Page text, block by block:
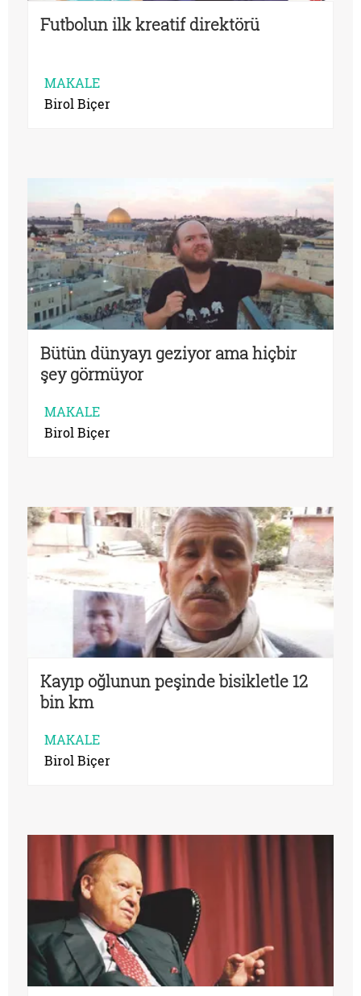
Futbolun ilk kreatif direktörü
MAKALE
Birol Biçer
Bütün dünyayı geziyor ama hiçbir
şey görmüyor
MAKALE
Birol Biçer
Kayıp oğlunun peşinde bisikletle 12
bin km
MAKALE
Birol Biçer